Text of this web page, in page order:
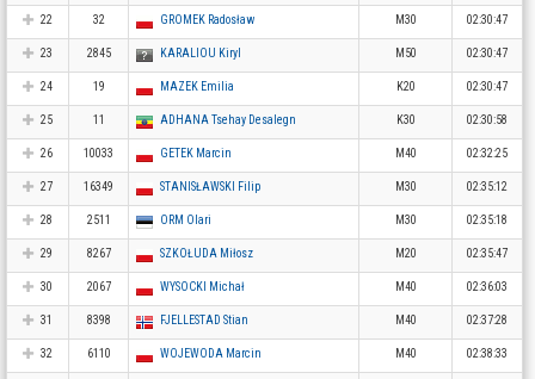
22 32 GROMEK Radosław M30 02:30:47
23 2845 KARALIOU Kiryl M50 02:30:47
24 19 MAZEK Emilia K20 02:30:47
25 11 ADHANA Tsehay Desalegn K30 02:30:58
26 10033 GETEK Marcin M40 02:32:25
27 16349 STANISŁAWSKI Filip M30 02:35:12
28 2511 ORM Olari M30 02:35:18
29 8267 SZKOŁUDA Miłosz M20 02:35:47
30 2067 WYSOCKI Michał M40 02:36:03
31 8398 FJELLESTAD Stian M40 02:37:28
32 6110 WOJEWODA Marcin M40 02:38:33